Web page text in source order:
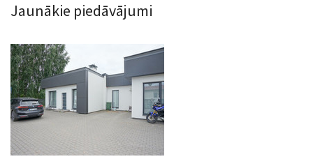
Uzņēmums
Pakalpojumi
Kontakti
Jaunākie piedāvājumi